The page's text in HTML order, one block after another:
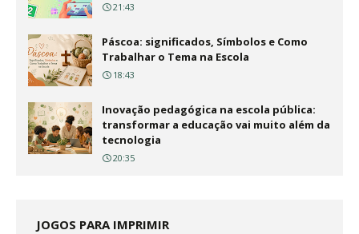
21:43
Páscoa: significados, Símbolos e Como
Trabalhar o Tema na Escola
18:43
Inovação pedagógica na escola pública:
transformar a educação vai muito além da
tecnologia
20:35
JOGOS PARA IMPRIMIR